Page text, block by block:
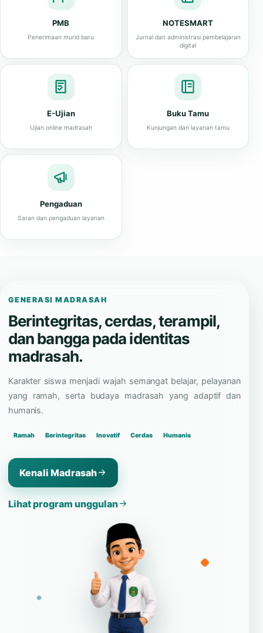
PMB
Penerimaan murid baru
NOTESMART
Jurnal dan administrasi pembelajaran
digital
E-Ujian
Ujian online madrasah
Buku Tamu
Pengaduan
GENERASI MADRASAH
Berintegritas, cerdas, terampil,
dan bangga pada identitas
madrasah.
yang ramah, serta budaya madrasah yang adaptif dan
Ramah Berintegritas Inovatif
Kenali Madrasah
Lihat program unggulan